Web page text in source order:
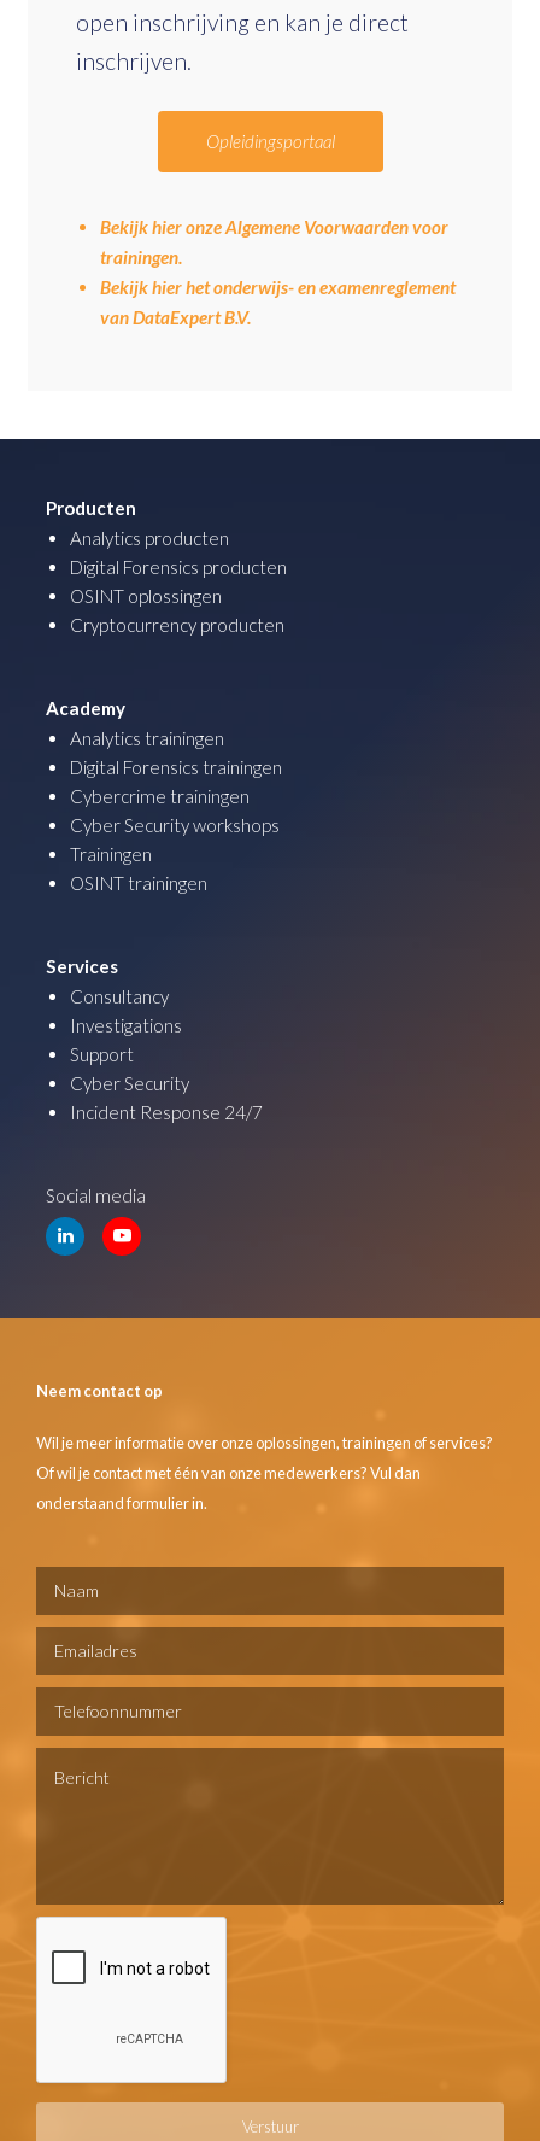
open inschrijving en kan je direct
inschrijven.
Opleidingsportaal
Bekijk hier onze Algemene Voorwaarden voor
trainingen.
Bekijk hier het onderwijs- en examenreglement
van DataExpert B.V.
Producten
Analytics producten
Digital Forensics producten
OSINT oplossingen
Cryptocurrency producten
Academy
Analytics trainingen
Digital Forensics trainingen
Cybercrime trainingen
Cyber Security workshops
Trainingen
OSINT trainingen
Services
Consultancy
Investigations
Support
Cyber Security
Incident Response 24/7
Social media
Neem contact op
Wil je meer informatie over onze oplossingen, trainingen of services?
Of wil je contact met één van onze medewerkers? Vul dan
onderstaand formulier in.